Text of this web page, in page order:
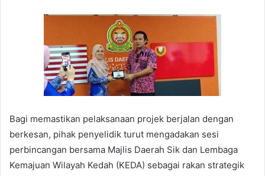
Bagi memastikan pelaksanaan projek berjalan dengan
berkesan, pihak penyelidik turut mengadakan sesi
perbincangan bersama Majlis Daerah Sik dan Lembaga
Kemajuan Wilayah Kedah (KEDA) sebagai rakan strategik